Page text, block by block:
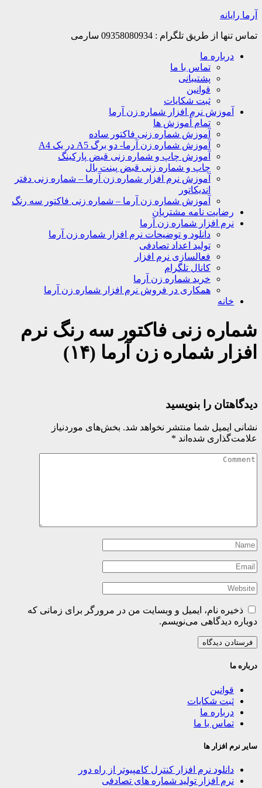
Skip
content
آرما رایانه
تماس تنها از طریق تلگرام : 09358080934 سارمی
درباره ما
تماس با ما
پشتیبانی
قوانین
ثبت شکایات
آموزش نرم افزار شماره زن آرما
تمام آموزش ها
آموزش شماره زنی فاکتور ساده
آموزش شماره زن آرما- دو برگ A5 در یک A4
آموزش چاپ و شماره زنی قبض پارکینگ
چاپ و شماره زنی قبض پینت بال
آموزش نرم افزار شماره زن آرما – شماره زنی دفتر
اندیکاتور
آموزش شماره زن آرما – شماره زنی فاکتور سه رنگ
رضایت نامه مشتریان
نرم افزار شماره زن آرما
دانلود و توضیحات نرم افزار شماره زن آرما
تولید اعداد تصادفی
فعالسازی نرم افزار
کانال تلگرام
خرید شماره زن آرما
همکاری در فروش نرم افزار شماره زن آرما
خانه
شماره زنی فاکتور سه رنگ نرم
افزار شماره زن آرما (۱۴)
دیدگاهتان را بنویسید
نشانی ایمیل شما منتشر نخواهد شد. بخش‌های موردنیاز
علامت‌گذاری شده‌اند *
ذخیره نام، ایمیل و وبسایت من در مرورگر برای زمانی که
دوباره دیدگاهی می‌نویسم.
درباره ما
قوانین
ثبت شکایات
درباره ما
تماس با ما
سایر نرم افزار ها
دانلود نرم افزار کنترل کامپیوتر از راه دور
نرم افزار تولید شماره های تصادفی